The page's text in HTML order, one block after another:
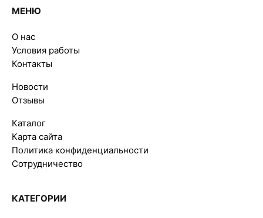
МЕНЮ
О нас
Условия работы
Контакты
Новости
Отзывы
Каталог
Карта сайта
Политика конфиденциальности
Сотрудничество
КАТЕГОРИИ